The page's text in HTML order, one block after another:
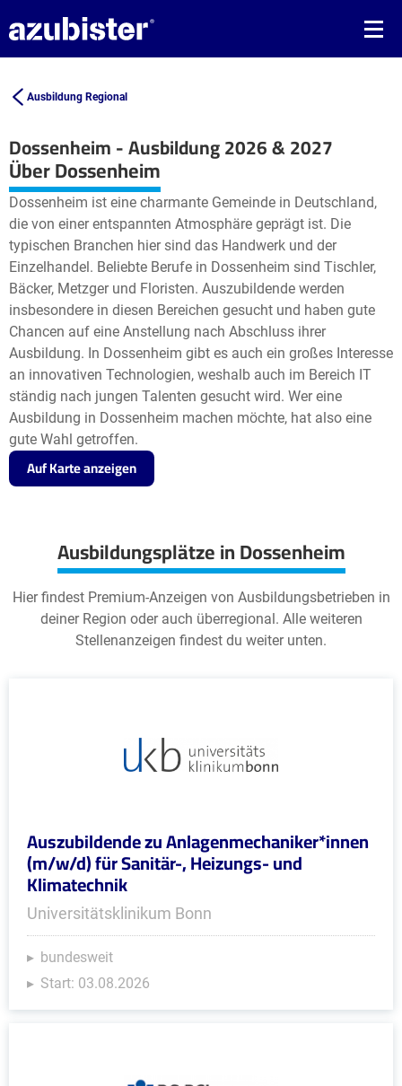
Ausbildung Regional
Dossenheim - Ausbildung 2026 & 2027
+
−
Leaflet| ©OpenStreetMap2
Über Dossenheim
Dossenheim ist eine charmante Gemeinde in Deutschland,
die von einer entspannten Atmosphäre geprägt ist. Die
typischen Branchen hier sind das Handwerk und der
Einzelhandel. Beliebte Berufe in Dossenheim sind Tischler,
Bäcker, Metzger und Floristen. Auszubildende werden
insbesondere in diesen Bereichen gesucht und haben gute
Chancen auf eine Anstellung nach Abschluss ihrer
Ausbildung. In Dossenheim gibt es auch ein großes Interesse
an innovativen Technologien, weshalb auch im Bereich IT
ständig nach jungen Talenten gesucht wird. Wer eine
Ausbildung in Dossenheim machen möchte, hat also eine
gute Wahl getroffen.
Auf Karte anzeigen
Ausbildungsplätze in Dossenheim
Hier findest Premium-Anzeigen von Ausbildungsbetrieben in
deiner Region oder auch überregional. Alle weiteren
Stellenanzeigen findest du weiter unten.
Auszubildende zu Anlagenmechaniker*innen
(m/w/d) für Sanitär-, Heizungs- und
Klimatechnik
Universitätsklinikum Bonn
bundesweit
Start: 03.08.2026